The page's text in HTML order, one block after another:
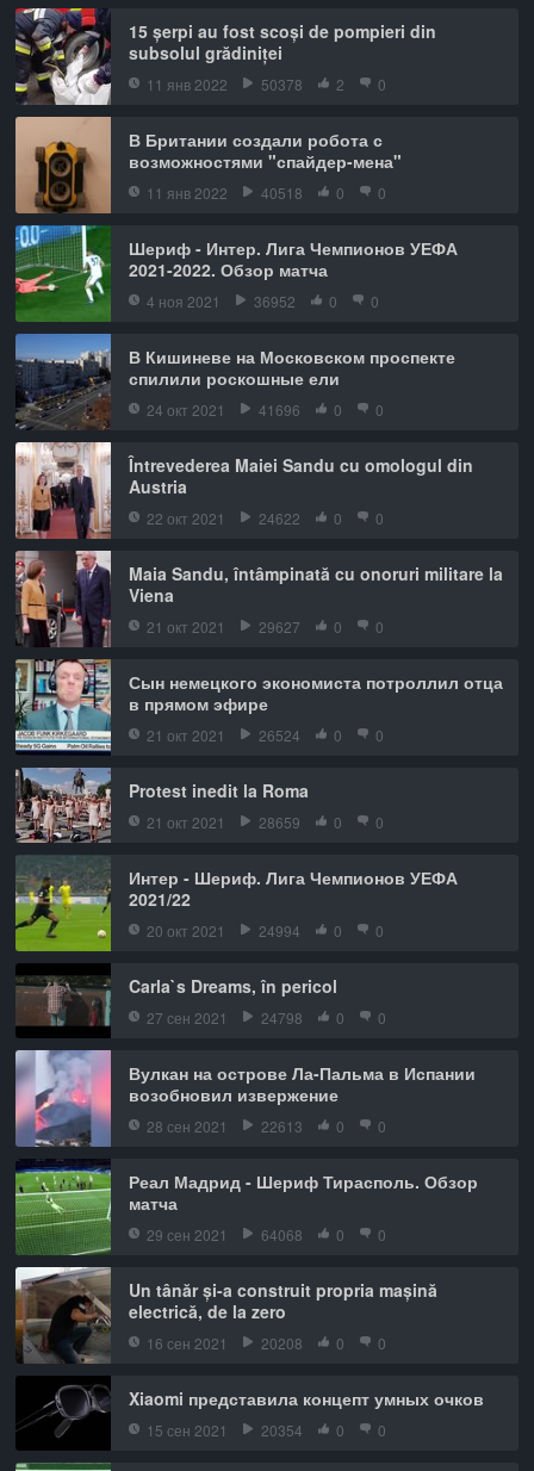
15 șerpi au fost scoși de pompieri din
subsolul grădiniței
11 янв 2022 50378 2 0
В Британии создали робота с
возможностями "спайдер-мена"
11 янв 2022 40518 0 0
Шериф - Интер. Лига Чемпионов УЕФА
2021-2022. Обзор матча
4 ноя 2021 36952 0 0
В Кишиневе на Московском проспекте
спилили роскошные ели
24 окт 2021 41696 0 0
Întrevederea Maiei Sandu cu omologul din
Austria
22 окт 2021 24622 0 0
Maia Sandu, întâmpinată cu onoruri militare la
Viena
21 окт 2021 29627 0 0
Сын немецкого экономиста потроллил отца
в прямом эфире
21 окт 2021 26524 0 0
Protest inedit la Roma
21 окт 2021 28659 0 0
Интер - Шериф. Лига Чемпионов УЕФА
2021/22
20 окт 2021 24994 0 0
Carla`s Dreams, în pericol
27 сен 2021 24798 0 0
Вулкан на острове Ла-Пальма в Испании
возобновил извержение
28 сен 2021 22613 0 0
Реал Мадрид - Шериф Тирасполь. Обзор
матча
29 сен 2021 64068 0 0
Un tânăr și-a construit propria mașină
electrică, de la zero
16 сен 2021 20208 0 0
Xiaomi представила концепт умных очков
15 сен 2021 20354 0 0